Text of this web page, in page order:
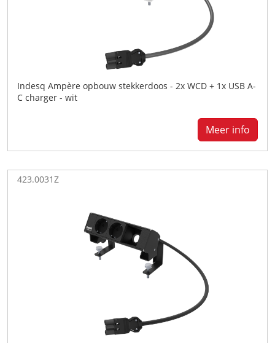
Indesq Ampère opbouw stekkerdoos - 2x WCD + 1x USB A-
C charger - wit
Meer info
423.0031Z